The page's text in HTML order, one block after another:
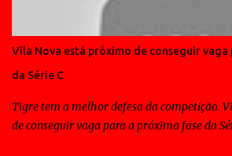
Vila Nova está próximo de conseguir vaga
da Série C
Tigre tem a melhor defesa da competição.
de conseguir vaga para a próxima fase da